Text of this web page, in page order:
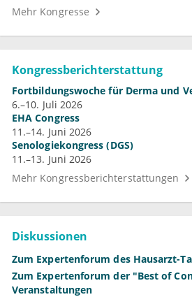
Mehr Kongresse
Kongressberichterstattung
Fortbildungswoche für Derma und
6.–10. Juli 2026
EHA Congress
11.–14. Juni 2026
Senologiekongress (DGS)
11.–13. Juni 2026
Mehr Kongressberichterstattungen
Diskussionen
Zum Expertenforum des Hausarzt-
Zum Expertenforum der "Best of
Veranstaltungen